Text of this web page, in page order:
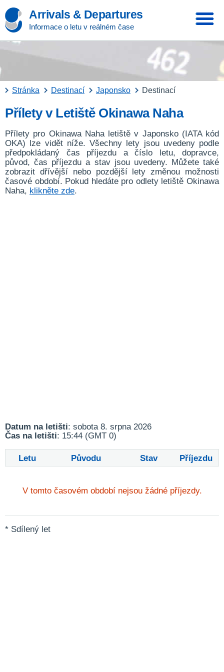
Arrivals & Departures
Informace o letu v reálném čase
Stránka Destinací Japonsko Destinací
Přílety v Letiště Okinawa Naha
Přílety pro Okinawa Naha letiště v Japonsko (IATA kód
OKA) lze vidět níže. Všechny lety jsou uvedeny podle
předpokládaný čas příjezdu a číslo letu, dopravce,
původ, čas příjezdu a stav jsou uvedeny. Můžete také
zobrazit dřívější nebo pozdější lety změnou možnosti
časové období. Pokud hledáte pro odlety letiště Okinawa
Naha, klikněte zde.
Datum na letišti: sobota 8. srpna 2026
Čas na letišti: 15:44 (GMT 0)
Letu Původu Stav Příjezdu
V tomto časovém období nejsou žádné příjezdy.
* Sdílený let